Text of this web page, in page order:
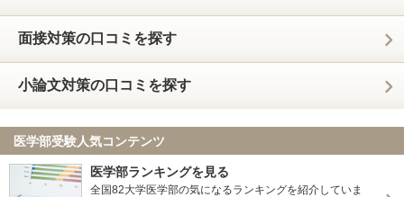
面接対策の口コミを探す
小論文対策の口コミを探す
医学部受験人気コンテンツ
医学部ランキングを見る
全国82大学医学部の気になるランキングを紹介していま